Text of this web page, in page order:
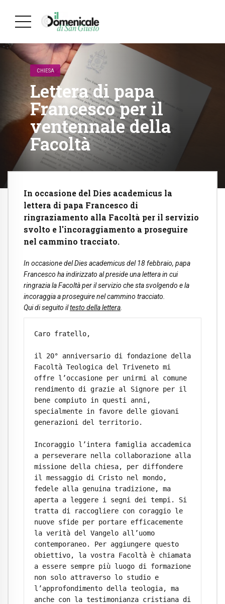
CHIESA
Lettera di papa
Francesco per il
ventennale della
Facoltà
In occasione del Dies academicus la
lettera di papa Francesco di
ringraziamento alla Facoltà per il servizio
svolto e l'incoraggiamento a proseguire
nel cammino tracciato.
In occasione del Dies academicus del 18 febbraio, papa
Francesco ha indirizzato al preside una lettera in cui
ringrazia la Facoltà per il servizio che sta svolgendo e la
incoraggia a proseguire nel cammino tracciato.
Qui di seguito iltesto della lettera
Caro fratello,
il 20° anniversario di fondazione della
Facoltà Teologica del Triveneto mi
offre l’occasione per unirmi al comune
rendimento di grazie al Signore per il
bene compiuto in questi anni,
specialmente in favore delle giovani
generazioni del territorio.
Incoraggio l’intera famiglia accademica
a perseverare nella collaborazione alla
missione della chiesa, per diffondere
il messaggio di Cristo nel mondo,
fedele alla genuina tradizione, ma
aperta a leggere i segni dei tempi. Si
tratta di raccogliere con coraggio le
nuove sfide per portare efficacemente
la verità del Vangelo all’uomo
contemporaneo. Per aggiungere questo
obiettivo, la vostra Facoltà è chiamata
a essere sempre più luogo di formazione
non solo attraverso lo studio e
l’approfondimento della teologia, ma
anche con la testimonianza cristiana di